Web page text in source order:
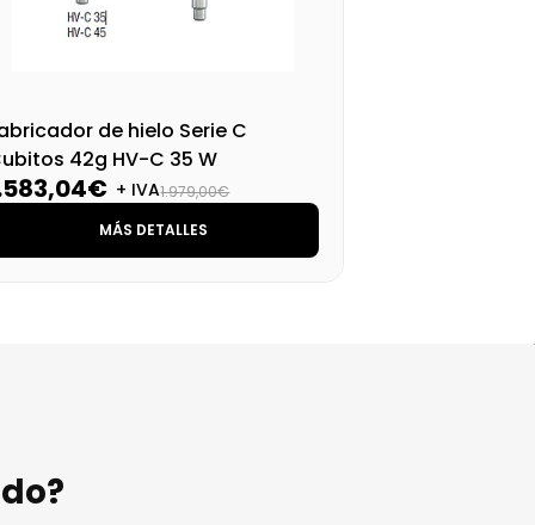
de hielo Serie C
42g HV-C 35 W
+ IVA1.979,00€
MÁS DETALLES